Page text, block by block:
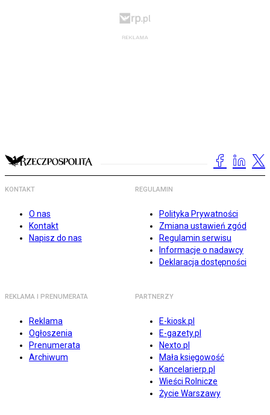
KONTAKT
O nas
Kontakt
Napisz do nas
REGULAMIN
Polityka Prywatności
Zmiana ustawień zgód
Regulamin serwisu
Informacje o nadawcy
Deklaracja dostępności
REKLAMA I PRENUMERATA
Reklama
Ogłoszenia
Prenumerata
Archiwum
PARTNERZY
E-kiosk.pl
E-gazety.pl
Nexto.pl
Mała księgowość
Kancelarierp.pl
Wieści Rolnicze
Życie Warszawy